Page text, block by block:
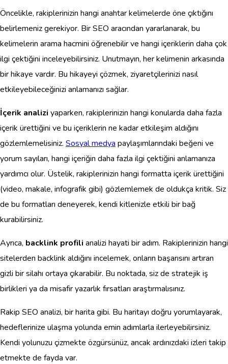
Öncelikle, rakiplerinizin hangi anahtar kelimelerde öne çıktığını
belirlemeniz gerekiyor. Bir SEO aracından yararlanarak, bu
kelimelerin arama hacmini öğrenebilir ve hangi içeriklerin daha çok
ilgi çektiğini inceleyebilirsiniz. Unutmayın, her kelimenin arkasında
bir hikaye vardır. Bu hikayeyi çözmek, ziyaretçilerinizi nasıl
etkileyebileceğinizi anlamanızı sağlar.
İçerik analizi yaparken, rakiplerinizin hangi konularda daha fazla
içerik ürettiğini ve bu içeriklerin ne kadar etkileşim aldığını
gözlemlemelisiniz. Sosyal medya paylaşımlarındaki beğeni ve
yorum sayıları, hangi içeriğin daha fazla ilgi çektiğini anlamanıza
yardımcı olur. Üstelik, rakiplerinizin hangi formatta içerik ürettiğini
(video, makale, infografik gibi) gözlemlemek de oldukça kritik. Siz
de bu formatları deneyerek, kendi kitlenizle etkili bir bağ
kurabilirsiniz.
Ayrıca, backlink profili analizi hayati bir adım. Rakiplerinizin hangi
sitelerden backlink aldığını incelemek, onların başarısını artıran
gizli bir silahı ortaya çıkarabilir. Bu noktada, siz de stratejik iş
birlikleri ya da misafir yazarlık fırsatları araştırmalısınız.
Rakip SEO analizi, bir harita gibi. Bu haritayı doğru yorumlayarak,
hedeflerinize ulaşma yolunda emin adımlarla ilerleyebilirsiniz.
Kendi yolunuzu çizmekte özgürsünüz, ancak ardınızdaki izleri takip
etmekte de fayda var.